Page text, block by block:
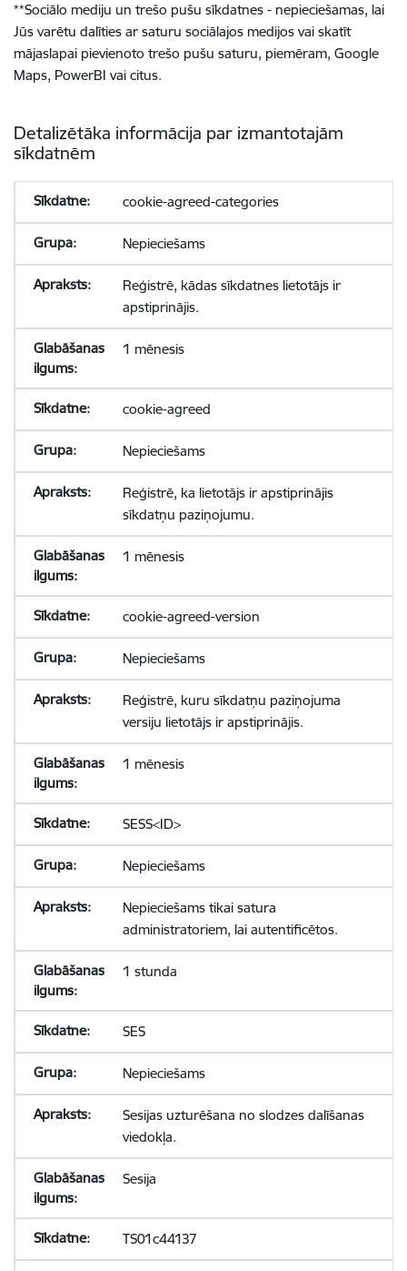
**Sociālo mediju un trešo pušu sīkdatnes - nepieciešamas, lai
Jūs varētu dalīties ar saturu sociālajos medijos vai skatīt
mājaslapai pievienoto trešo pušu saturu, piemēram, Google
Maps, PowerBI vai citus.
Detalizētāka informācija par izmantotajām
sīkdatnēm
cookie-agreed-categories
Nepieciešams
Reģistrē, kādas sīkdatnes lietotājs ir
apstiprinājis.
1 mēnesis
cookie-agreed
Nepieciešams
Reģistrē, ka lietotājs ir apstiprinājis
sīkdatņu paziņojumu.
1 mēnesis
cookie-agreed-version
Nepieciešams
Reģistrē, kuru sīkdatņu paziņojuma
versiju lietotājs ir apstiprinājis.
1 mēnesis
SESS<ID>
Nepieciešams
Nepieciešams tikai satura
administratoriem, lai autentificētos.
1 stunda
SES
Nepieciešams
Sesijas uzturēšana no slodzes dalīšanas
viedokļa.
Sesija
TS01c44137